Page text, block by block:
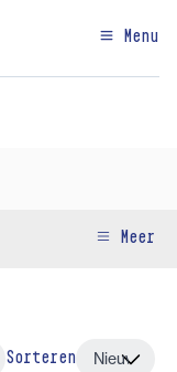
Menu
Meer
Sorteren